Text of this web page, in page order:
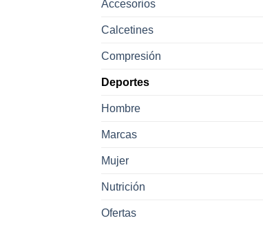
Accesorios
Calcetines
Compresión
Deportes
Hombre
Marcas
Mujer
Nutrición
Ofertas